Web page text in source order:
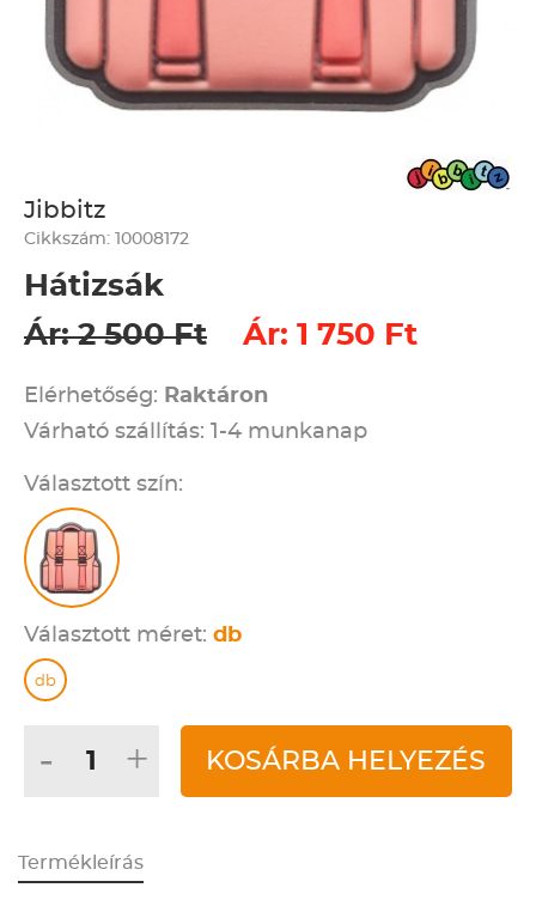
Jibbitz
Cikkszám: 10008172
Hátizsák
Ár: 2 500 Ft
Ár: 1 750 Ft
Elérhetőség: Raktáron
Várható szállítás: 1-4 munkanap
Választott szín:
Választott méret: db
db
- + KOSÁRBA HELYEZÉS
Termékleírás